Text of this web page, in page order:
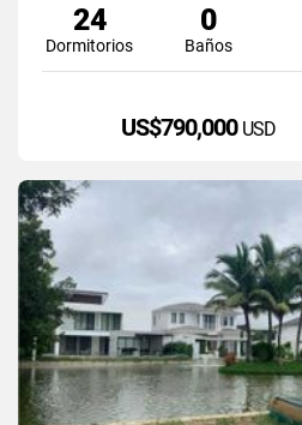
24
Dormitorios
0
Baños
US$790,000 USD